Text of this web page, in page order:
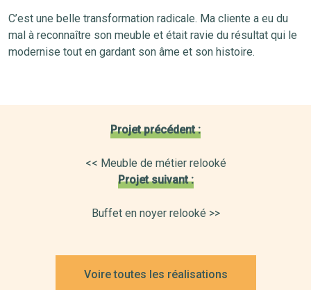
C’est une belle transformation radicale. Ma cliente a eu du
mal à reconnaître son meuble et était ravie du résultat qui le
modernise tout en gardant son âme et son histoire.
Projet précédent :
<< Meuble de métier relooké
Projet suivant :
Buffet en noyer relooké >>
Voire toutes les réalisations